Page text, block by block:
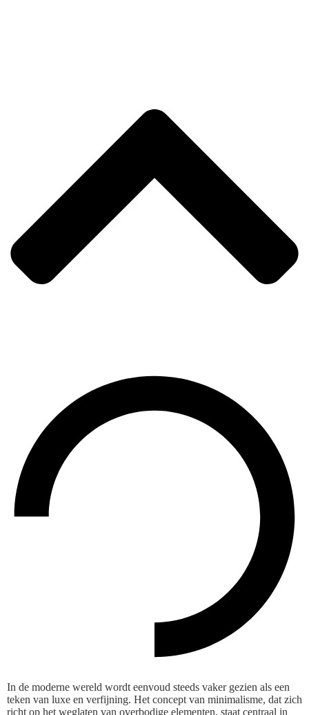
In de moderne wereld wordt eenvoud steeds vaker gezien als een
teken van luxe en verfijning. Het concept van minimalisme, dat zich
richt op het weglaten van overbodige elementen, staat centraal in